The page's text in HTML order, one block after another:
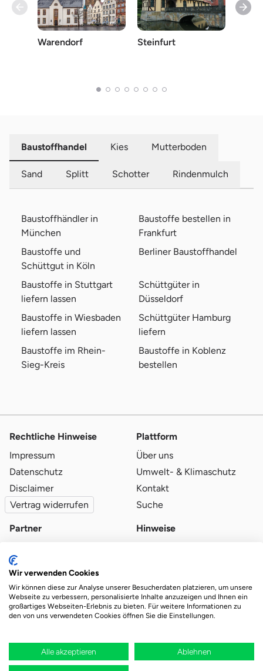
Warendorf Steinfurt
Baustoffhandel Kies Mutterboden
Sand Splitt Schotter Rindenmulch
Baustoffhändler in
München
Baustoffe bestellen in
Frankfurt
Baustoffe und
Schüttgut in Köln
Berliner Baustoffhandel
Baustoffe in Stuttgart
liefern lassen
Schüttgüter in
Düsseldorf
Baustoffe in Wiesbaden
liefern lassen
Schüttgüter Hamburg
liefern
Baustoffe im Rhein-
Sieg-Kreis
Baustoffe in Koblenz
bestellen
Rechtliche Hinweise
Impressum
Datenschutz
Disclaimer
Vertrag widerrufen
Plattform
Über uns
Umwelt- & Klimaschutz
Kontakt
Suche
Partner
Qualitätsvoraussetzungen
Partner-Login
Hinweise
Das Ökosystem für beste Ver- und Entsorgung
Durch deine Bestellung wird regional aufgeforstet
Wir verwenden Cookies
Wir können diese zur Analyse unserer Besucherdaten platzieren, um unsere
Webseite zu verbessern, personalisierte Inhalte anzuzeigen und Ihnen ein
großartiges Webseiten-Erlebnis zu bieten. Für weitere Informationen zu
den von uns verwendeten Cookies öffnen Sie die Einstellungen.
Alle akzeptieren Ablehnen